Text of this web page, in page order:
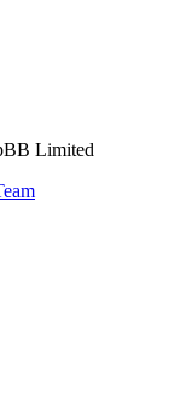
Limited